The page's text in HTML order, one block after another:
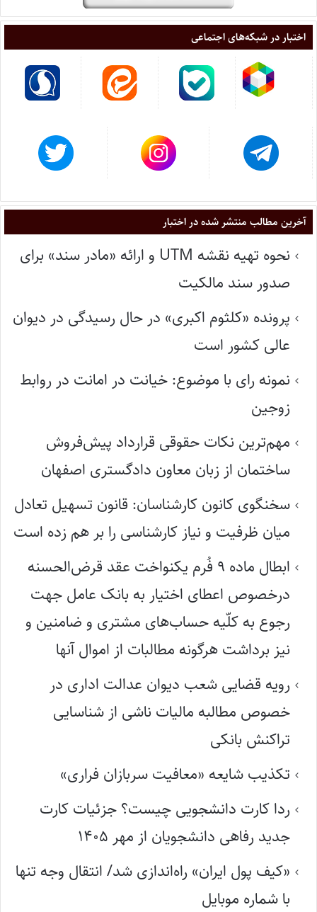
اختبار در شبکه‌های اجتماعی
آخرین مطالب منتشر شده در اختبار
نحوه تهیه نقشه UTM و ارائه «مادر سند» برای
صدور سند مالکیت
پرونده «کلثوم اکبری» در حال رسیدگی در دیوان
عالی کشور است
نمونه رای با موضوع: خیانت در امانت در روابط
زوجین
مهم‌ترین نکات حقوقی قرارداد پیش‌فروش
ساختمان از زبان معاون دادگستری اصفهان
سخنگوی کانون کارشناسان: قانون تسهیل تعادل
میان ظرفیت و نیاز کارشناسی را بر هم زده است
ابطال ماده ۹ فُرم یکنواخت عقد قرض‌الحسنه
درخصوص اعطای اختیار به بانک عامل جهت
رجوع به کلّیه حساب‌های مشتری و ضامنین و
نیز برداشت هرگونه مطالبات از اموال آنها
رویه قضایی شعب دیوان عدالت اداری در
خصوص مطالبه مالیات ناشی از شناسایی
تراکنش بانکی
تکذیب شایعه «معافیت سربازان فراری»
ردا کارت دانشجویی چیست؟ جزئیات کارت
جدید رفاهی دانشجویان از مهر ۱۴۰۵
«کیف پول ایران» راه‌اندازی شد/ انتقال وجه تنها
با شماره موبایل